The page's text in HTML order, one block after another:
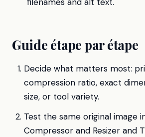
Guide étape par étape
Decide what matters most:
compression ratio, exact
size, or tool variety.
Test the same original image
Compressor and Resizer and